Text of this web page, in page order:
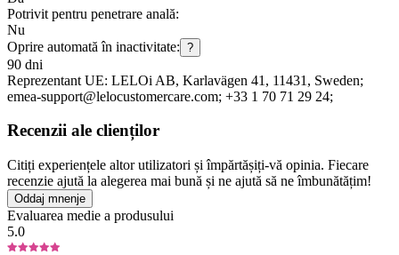
Potrivit pentru penetrare anală:
Nu
Oprire automată în inactivitate: ?
90 dni
Reprezentant UE: LELOi AB, Karlavägen 41 , 11431 , Sweden;
emea-support@lelocustomercare.com; +33 1 70 71 29 24;
Recenzii ale clienților
Citiți experiențele altor utilizatori și împărtășiți-vă opinia. Fiecare
recenzie ajută la alegerea mai bună și ne ajută să ne îmbunătățim!
Oddaj mnenje
Evaluarea medie a produsului
5.0